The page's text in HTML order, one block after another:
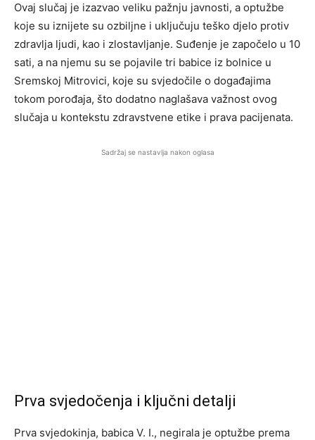
Ovaj slučaj je izazvao veliku pažnju javnosti, a optužbe
koje su iznijete su ozbiljne i uključuju teško djelo protiv
zdravlja ljudi, kao i zlostavljanje. Suđenje je započelo u 10
sati, a na njemu su se pojavile tri babice iz bolnice u
Sremskoj Mitrovici, koje su svjedočile o događajima
tokom porođaja, što dodatno naglašava važnost ovog
slučaja u kontekstu zdravstvene etike i prava pacijenata.
Sadržaj se nastavlja nakon oglasa
Prva svjedočenja i ključni detalji
Prva svjedokinja, babica V. I., negirala je optužbe prema